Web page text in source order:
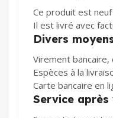
Ce produit est
Il est livré avec
Divers
Virement bancaire,
Espèces à la
Carte bancaire en
Service après